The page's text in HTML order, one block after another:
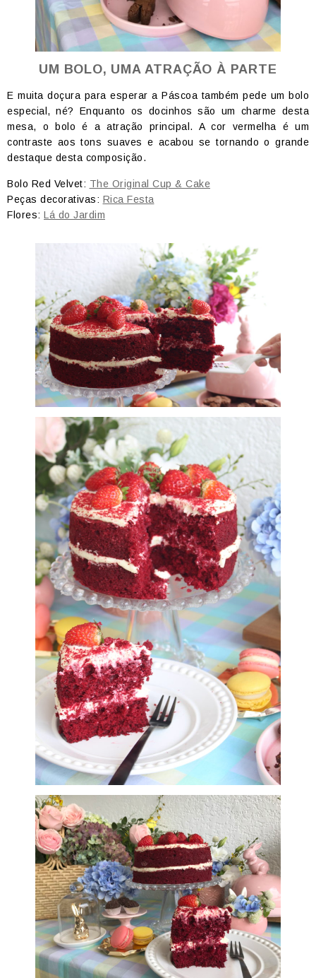
UM BOLO, UMA ATRAÇÃO À PARTE
E muita doçura para esperar a Páscoa também pede um bolo
especial, né? Enquanto os docinhos são um charme desta
mesa, o bolo é a atração principal. A cor vermelha é um
contraste aos tons suaves e acabou se tornando o grande
destaque desta composição.
Bolo Red Velvet: The Original Cup & Cake
Peças decorativas: Rica Festa
Flores: Lá do Jardim